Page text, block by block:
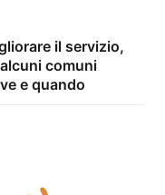
il servizio,
comuni
e quando